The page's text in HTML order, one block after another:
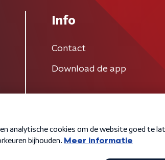
Info
Contact
Download de app